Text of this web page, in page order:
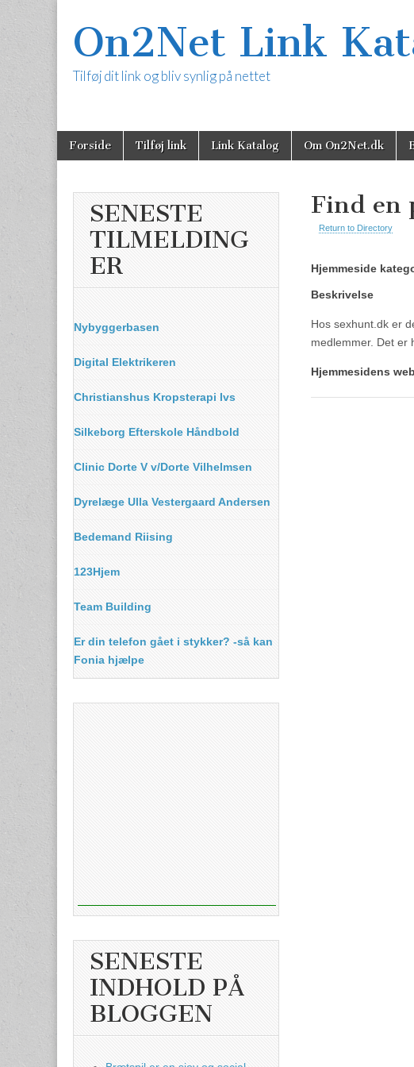
On2Net Link
Tilføj dit link og bliv synlig på nettet
Main
menu
Skip
Forside Tilføj link Link Katalog Om On2Net.dk
Find en
Return to Directory
Hjemmeside
Beskrivelse
Hos sexhunt.dk er
medlemmer. Det er
Hjemmesidens
SENESTE
TILMELDING
ER
Nybyggerbasen
Digital Elektrikeren
Christianshus Kropsterapi Ivs
Silkeborg Efterskole Håndbold
Clinic Dorte V v/Dorte Vilhelmsen
Dyrelæge Ulla Vestergaard Andersen
Bedemand Riising
123Hjem
Team Building
Er din telefon gået i stykker? -så kan
Fonia hjælpe
SENESTE
INDHOLD PÅ
BLOGGEN